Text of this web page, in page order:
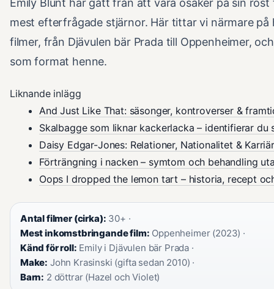
mest efterfrågade stjärnor. Här tittar vi närmare på
filmer, från Djävulen bär Prada till Oppenheimer,
som format henne.
Liknande inlägg
And Just Like That: säsonger, kontroverser &
Skalbagge som liknar kackerlacka – identifierar du
Daisy Edgar-Jones: Relationer, Nationalitet &
Förträngning i nacken – symtom och behandling
Oops I dropped the lemon tart – historia, recept
Antal filmer (cirka): 30+ ·
Mest inkomstbringande film: Oppenheimer (2023) ·
Känd för roll: Emily i Djävulen bär Prada ·
Make: John Krasinski (gifta sedan 2010) ·
Barn: 2 döttrar (Hazel och Violet)